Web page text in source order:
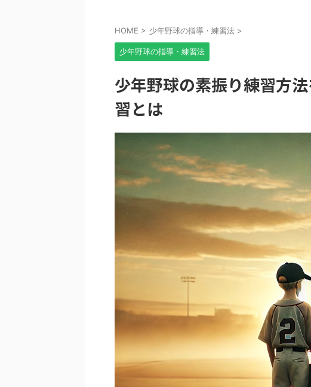
HOME > 少年野球の指導・練習法 >
少年野球の指導・練習法
少年野球の素振り練習方
習とは